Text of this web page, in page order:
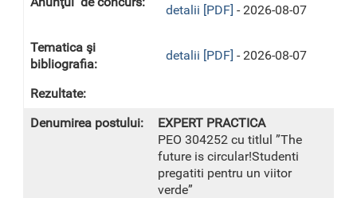
detalii [PDF] - 2026-08-07
detalii [PDF] - 2026-08-07
EXPERT PRACTICA
PEO 304252 cu titlul ”The
future is circular!Studenti
pregatiti pentru un viitor
verde”